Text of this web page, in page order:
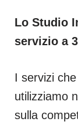
Lo Studio
servizio a
I servizi
utilizziamo
sulla